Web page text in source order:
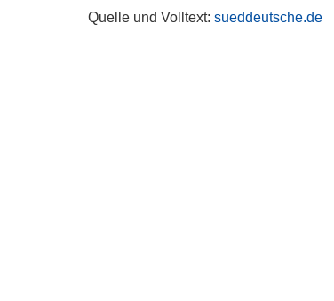
Quelle und Volltext:sueddeutsche.de